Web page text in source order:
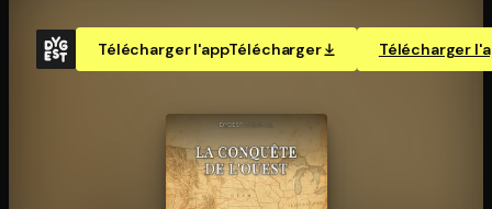
Télécharger l'appTélécharger Télécharger